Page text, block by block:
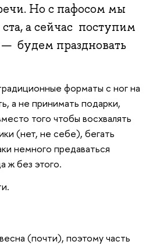
Но с пафосом мы
а сейчас поступим
будем праздновать
форматы с ног на
а не принимать подарки,
того чтобы восхвалять
(нет, не себе), бегать
немного предаваться
ж без этого.
(почти), поэтому часть